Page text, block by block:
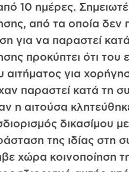
10 ημέρες.
από τα οποία δεν
για να παραστεί
προκύπτει ότι
για
παραστεί κατά τη
η αιτούσα
δικασίμου
της ιδίας στη
χώρα